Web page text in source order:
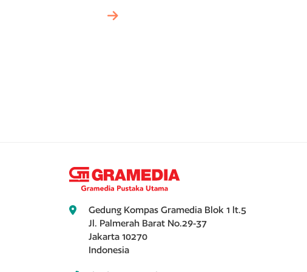
Gedung Kompas Gramedia Blok 1 lt.5
Jl. Palmerah Barat No.29-37
Jakarta 10270
Indonesia